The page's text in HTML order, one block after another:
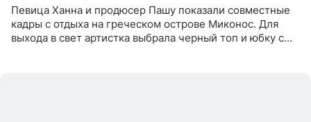
Певица Ханна и продюсер Пашу показали совместные
кадры с отдыха на греческом острове Миконос. Для
выхода в свет артистка выбрала черный топ и юбку с